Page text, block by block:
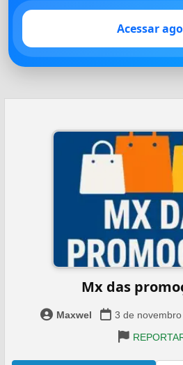
Acessar
Mx das
Maxwel 3 de